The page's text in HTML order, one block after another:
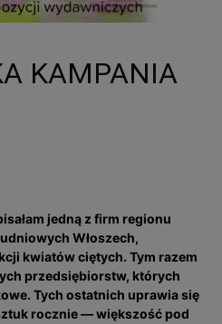
KAMPANIA
jedną z firm regionu
Włoszech,
kwiatów ciętych. Tym razem
przedsiębiorstw, których
Tych ostatnich uprawia się
rocznie — większość pod